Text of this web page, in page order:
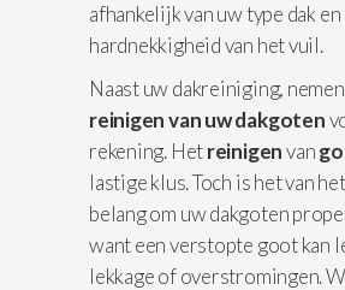
afhankelijk van uw type dak en
hardnekkigheid van het vuil.
Naast uw dakreiniging,
reinigen van uw dakgoten
rekening. Hetreinigenvan
lastige klus. Toch is het van
belang om uw dakgoten
want een verstopte goot kan
lekkage of overstromingen.